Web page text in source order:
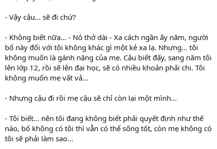
- Vậy cậu... sẽ đi chứ?
- Không biết nữa... - Nó thở dài - Xa cách ngần ấy năm, người
bố này đối với tôi không khác gì một kẻ xa lạ. Nhưng... tôi
không muốn là gánh nặng của mẹ. Cậu biết đấy, sang năm tôi
lên lớp 12, rồi sẽ lên đại học, sẽ có nhiều khoản phải chi. Tôi
không muốn mẹ vất vả...
- Nhưng cậu đi rồi mẹ cậu sẽ chỉ còn lại một mình...
- Tôi biết... nên tôi đang không biết phải quyết định như thế
nào, bố không có tôi thì vẫn có thể sống tốt, còn mẹ không có
tôi sẽ phải làm sao...